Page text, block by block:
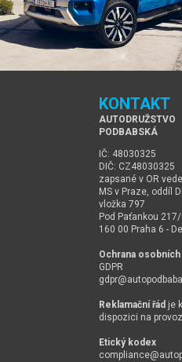
KONTAKT
AUTODRUŽSTVO
PODBABSKÁ
IČ: 48030325
DIČ: CZ48030325
zapsané v OR
MS v Praze, oddíl
vložka 797
Pod Paťankou 217/
160 00 Praha 6 -
Ochrana osobních
GDPR
gdpr@
Reklamační řád je k
dispozici na
Etický kodex
compliance@